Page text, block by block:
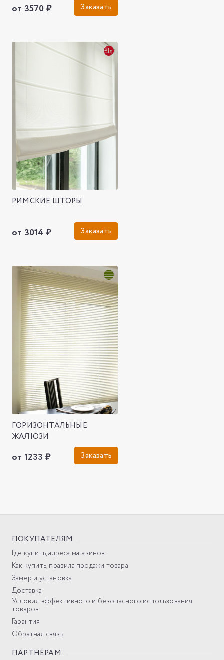
от 3570 ₽ Заказать
РИМСКИЕ ШТОРЫ
от 3014 ₽ Заказать
ГОРИЗОНТАЛЬНЫЕ
ЖАЛЮЗИ
от 1233 ₽ Заказать
ПОКУПАТЕЛЯМ
Где купить, адреса магазинов
Как купить, правила продажи товара
Замер и установка
Доставка
Условия эффективного и безопасного использования
товаров
Гарантия
Обратная связь
ПАРТНЁРАМ